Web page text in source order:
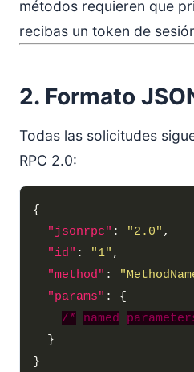
métodos requieren que
recibas un token de
2. Formato
Todas las solicitudes
RPC 2.0:
"jsonrpc" : "2.0"
"id" : "1"
"method" :
"params"
/*
named